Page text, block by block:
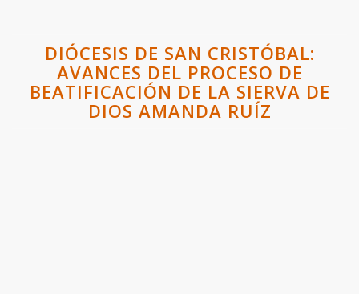
DIÓCESIS DE SAN CRISTÓBAL:
AVANCES DEL PROCESO DE
BEATIFICACIÓN DE LA SIERVA DE
DIOS AMANDA RUÍZ